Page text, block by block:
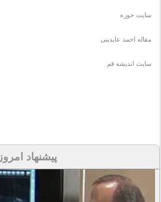
سایت حوزه
مقاله احمد عابدینی
سایت اندیشه قم
پیشنهاد امروز